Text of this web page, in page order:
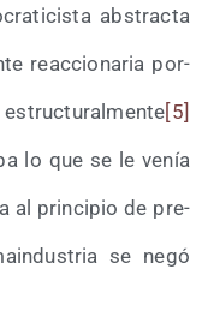
abs­trac­ta
reac­cio­na­ria por­
[5]
lo que se le venía
al prin­ci­pio de pre­
se negó